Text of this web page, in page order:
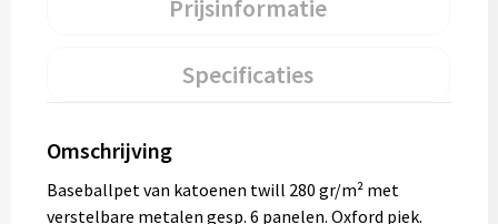
Prijsinformatie
Specificaties
Omschrijving
Baseballpet van katoenen twill 280 gr/m² met
verstelbare metalen gesp. 6 panelen. Oxford piek.